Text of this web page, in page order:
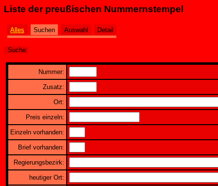
Liste der preußischen Nummernstempel
Alles Suchen Auswahl Detail
Suche:
Nummer:
Zusatz:
Ort:
Preis einzeln:
Einzeln vorhanden:
Brief vorhanden:
Regierungsbezirk:
heutiger Ort: